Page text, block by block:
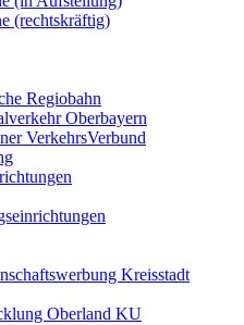
(rechtskräftig)
Regiobahn
Oberbayern
VerkehrsVerbund
Kreisstadt
Oberland KU